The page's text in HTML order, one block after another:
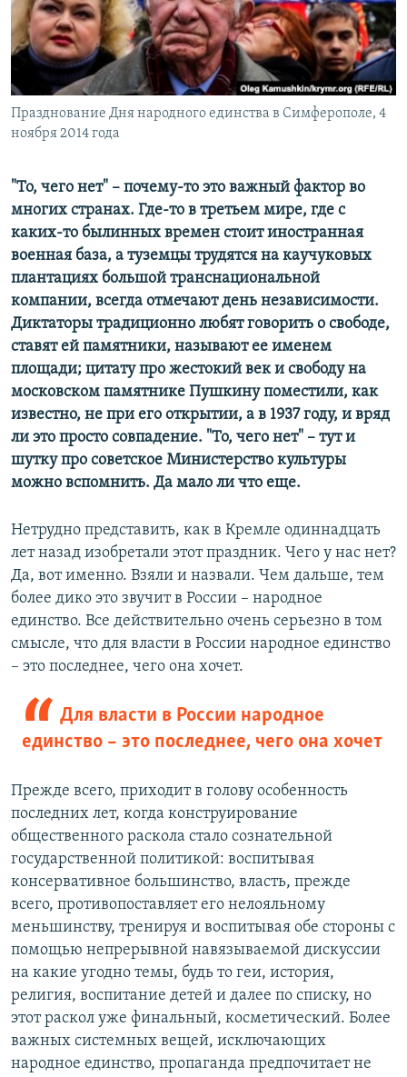
ПОБЕДИТЕЛЕЙ НЕ СУДЯТ?
КРЫМ.НЕПОКОРЕННЫЙ
ELIFBE
УКРАИНСКАЯ ПРОБЛЕМА КРЫМА
ПРИСОЕДИНЯЙТЕСЬ!
Все сайты RFE/RL
Празднование Дня народного единства в Симферополе, 4
ноября 2014 года
"То, чего нет" – почему-то это важный фактор во
многих странах. Где-то в третьем мире, где с
каких-то былинных времен стоит иностранная
военная база, а туземцы трудятся на каучуковых
плантациях большой транснациональной
компании, всегда отмечают день независимости.
Диктаторы традиционно любят говорить о свободе,
ставят ей памятники, называют ее именем
площади; цитату про жестокий век и свободу на
московском памятнике Пушкину поместили, как
известно, не при его открытии, а в 1937 году, и вряд
ли это просто совпадение. "То, чего нет" – тут и
шутку про советское Министерство культуры
можно вспомнить. Да мало ли что еще.
Нетрудно представить, как в Кремле одиннадцать
лет назад изобретали этот праздник. Чего у нас нет?
Да, вот именно. Взяли и назвали. Чем дальше, тем
более дико это звучит в России – народное
единство. Все действительно очень серьезно в том
смысле, что для власти в России народное единство
– это последнее, чего она хочет.
Для власти в России народное
единство – это последнее, чего она хочет
Прежде всего, приходит в голову особенность
последних лет, когда конструирование
общественного раскола стало сознательной
государственной политикой: воспитывая
консервативное большинство, власть, прежде
всего, противопоставляет его нелояльному
меньшинству, тренируя и воспитывая обе стороны с
помощью непрерывной навязываемой дискуссии
на какие угодно темы, будь то геи, история,
религия, воспитание детей и далее по списку, но
этот раскол уже финальный, косметический. Более
важных системных вещей, исключающих
народное единство, пропаганда предпочитает не